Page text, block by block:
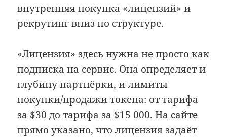
внутренняя покупка «лицензий» и
рекрутинг вниз по структуре.
«Лицензия» здесь нужна не просто как
подписка на сервис. Она определяет и
глубину партнёрки, и лимиты
покупки/продажи токена: от тарифа
за $30 до тарифа за $15 000. На сайте
прямо указано, что лицензия задаёт